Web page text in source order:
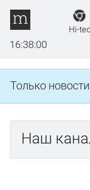
16:38:00
Hi-tech
Только
Наш